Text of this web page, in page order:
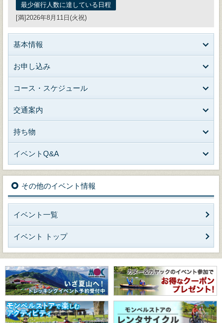
最少催行人数に達している日程
[満]2026年8月11日(火祝)
基本情報
お申し込み
コース・スケジュール
交通案内
持ち物
イベントQ&A
その他のイベント情報
イベント一覧
イベント トップ